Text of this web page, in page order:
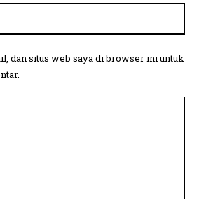
dan situs web saya di browser ini untuk